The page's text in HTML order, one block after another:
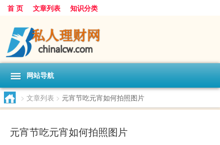
首 页 文章列表 知识分类
网站导航
> 文章列表 > 元宵节吃元宵如何拍照图片
元宵节吃元宵如何拍照图片